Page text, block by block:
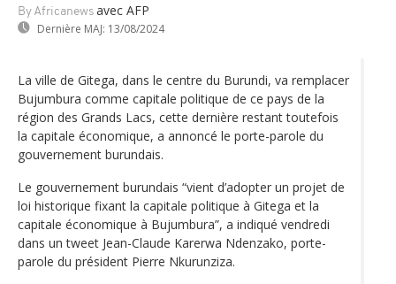
By Africanews avec AFP
Dernière MAJ: 13/08/2024
La ville de Gitega, dans le centre du Burundi, va remplacer
Bujumbura comme capitale politique de ce pays de la
région des Grands Lacs, cette dernière restant toutefois
la capitale économique, a annoncé le porte-parole du
gouvernement burundais.
Le gouvernement burundais “vient d’adopter un projet de
loi historique fixant la capitale politique à Gitega et la
capitale économique à Bujumbura”, a indiqué vendredi
dans un tweet Jean-Claude Karerwa Ndenzako, porte-
parole du président Pierre Nkurunziza.